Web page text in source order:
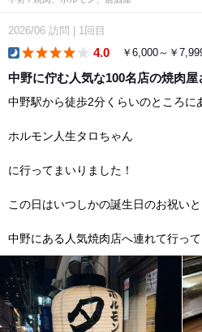
2026/06 訪問 1回目
4.0 ￥6,000～￥
中野に佇む人気な100名店の焼肉屋
中野駅から徒歩2分くらいのところに
ホルモン人生タロちゃん
に行ってまいりました！
この日はいつしかの誕生日のお祝いと
中野にある人気焼肉店へ連れて行って